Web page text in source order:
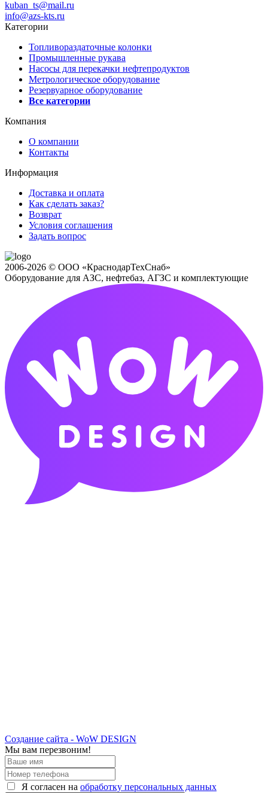
kuban_ts@mail.ru
info@azs-kts.ru
Категории
Топливораздаточные колонки
Промышленные рукава
Насосы для перекачки нефтепродуктов
Метрологическое оборудование
Резервуарное оборудование
Все категории
Компания
О компании
Контакты
Информация
Доставка и оплата
Как сделать заказ?
Возврат
Условия соглашения
Задать вопрос
2006-2026 © ООО «КраснодарТехСнаб»
Оборудование для АЗС, нефтебаз, АГЗС и комплектующие
Создание сайта - WoW DESIGN
Мы вам перезвоним!
Я согласен на обработку персональных данных